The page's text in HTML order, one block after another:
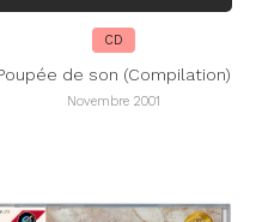
CD
de son (Compilation)
Novembre 2001